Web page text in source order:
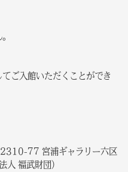
ご入館いただくことができ
77 宮浦ギャラリー六区
福武財団）